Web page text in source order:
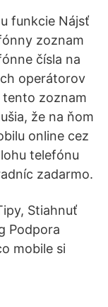
funkcie Nájsť
zoznam
čísla na
operátorov
tento zoznam
že na ňom
online cez
telefónu
zadarmo.
Stiahnuť
Podpora
mobile si